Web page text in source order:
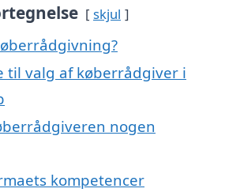
skjul
til valg af køberrådgiver i
nogen
kompetencer